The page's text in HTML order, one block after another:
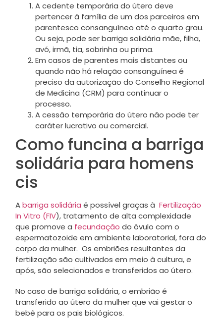
A cedente temporária do útero deve
pertencer à família de um dos parceiros em
parentesco consanguíneo até o quarto grau.
Ou seja, pode ser barriga solidária mãe, filha,
avó, irmã, tia, sobrinha ou prima.
Em casos de parentes mais distantes ou
quando não há relação consanguínea é
preciso da autorização do Conselho Regional
de Medicina (CRM) para continuar o
processo.
A cessão temporária do útero não pode ter
caráter lucrativo ou comercial.
Como funcina a barriga
solidária para homens
cis
Abarriga solidária é possível graças à Fertilização
In Vitro (FIV), tratamento de alta complexidade
que promove a fecundação do óvulo com o
espermatozoide em ambiente laboratorial, fora do
corpo da mulher. Os embriões resultantes da
fertilização são cultivados em meio à cultura, e
após, são selecionados e transferidos ao útero.
No caso de barriga solidária, o embrião é
transferido ao útero da mulher que vai gestar o
bebê para os pais biológicos.